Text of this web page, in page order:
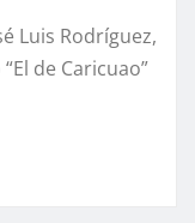
Luis Rodríguez,
de Caricuao”